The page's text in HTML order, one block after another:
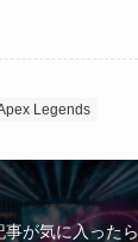
Legends
事が気に入ったら